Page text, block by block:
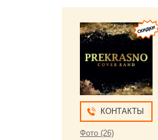
КОНТАКТЫ
Фото (26)